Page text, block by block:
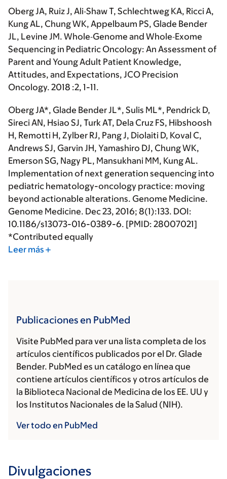
Oberg JA, Ruiz J, Ali‐Shaw T, Schlechtweg KA, Ricci A,
Kung AL, Chung WK, Appelbaum PS, Glade Bender
JL, Levine JM. Whole‐Genome and Whole‐Exome
Sequencing in Pediatric Oncology: An Assessment of
Parent and Young Adult Patient Knowledge,
Attitudes, and Expectations, JCO Precision
Oncology. 2018 :2, 1-11.
Oberg JA*, Glade Bender JL*, Sulis ML*, Pendrick D,
Sireci AN, Hsiao SJ, Turk AT, Dela Cruz FS, Hibshoosh
H, Remotti H, Zylber RJ, Pang J, Diolaiti D, Koval C,
Andrews SJ, Garvin JH, Yamashiro DJ, Chung WK,
Emerson SG, Nagy PL, Mansukhani MM, Kung AL.
Implementation of next generation sequencing into
pediatric hematology-oncology practice: moving
beyond actionable alterations. Genome Medicine.
Genome Medicine. Dec 23, 2016; 8(1):133. DOI:
10.1186/s13073-016-0389-6. [PMID: 28007021]
*Contributed equally
Leer más
Publicaciones en PubMed
Visite PubMed para ver una lista completa de los
artículos científicos publicados por el Dr. Glade
Bender. PubMed es un catálogo en línea que
contiene artículos científicos y otros artículos de
la Biblioteca Nacional de Medicina de los EE. UU y
los Institutos Nacionales de la Salud (NIH).
Ver todo en PubMed
Divulgaciones